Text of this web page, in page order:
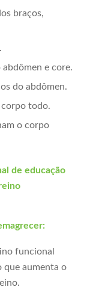
braços,
e core.
do abdômen.
todo.
o corpo
de educação
funcional
que aumenta o